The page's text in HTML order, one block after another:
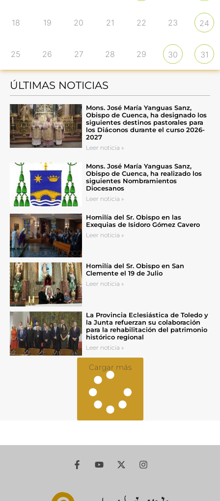
18 19 20 21 22 23 24
25 26 27 28 29 30 31
ÚLTIMAS NOTICIAS
Mons. José María Yanguas Sanz,
Obispo de Cuenca, ha designado los
siguientes destinos pastorales para
los Diáconos durante el curso 2026-
2027
Leer noticia »
Mons. José María Yanguas Sanz,
Obispo de Cuenca, ha realizado los
siguientes Nombramientos
Diocesanos
Leer noticia »
Homilía del Sr. Obispo en las
Exequias de Isidoro Gómez Cavero
Leer noticia »
Homilía del Sr. Obispo en San
Clemente el 19 de Julio
Leer noticia »
La Provincia Eclesiástica de Toledo y
la Junta refuerzan su colaboración
para la rehabilitación del patrimonio
histórico regional
Leer noticia »
Cargar más